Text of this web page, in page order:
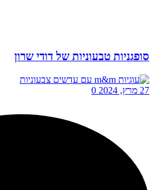
סופגניות טבעוניות של דודי שרון
27 מרץ, 2024 0